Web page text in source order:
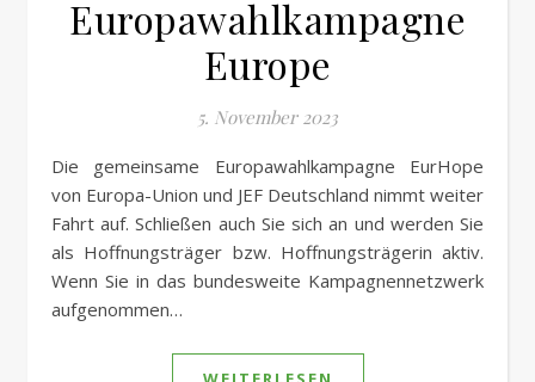
Europawahlkampagne
Europe
5. November 2023
Die gemeinsame Europawahlkampagne EurHope
von Europa-Union und JEF Deutschland nimmt weiter
Fahrt auf. Schließen auch Sie sich an und werden Sie
als Hoffnungsträger bzw. Hoffnungsträgerin aktiv.
Wenn Sie in das bundesweite Kampagnennetzwerk
aufgenommen…